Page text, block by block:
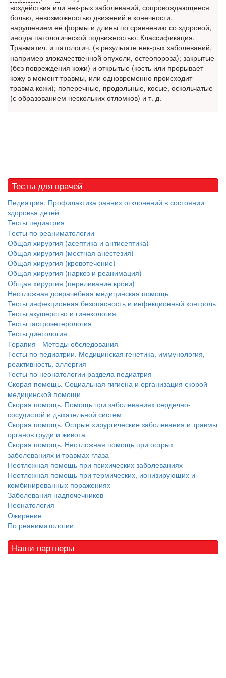
встрече с журналистами ведущих...
Местная анестезия развивает кардиотоксичность
Федеральная служба по
надзору в сфере
здравоохранения озвучила
тревожную статистику. Она
касаются увеличения риска
острой кардиотоксичности и
Соответствующий
палату на
рассмотрение. Суть его
родителей в
больничной палате
бесплатно, в течении всего срока лечения...
воздействия или нек-рых заболеваний, сопровождающееся
болью, невозможностью движений в конечности,
нарушением её формы и длины по сравнению со здоровой,
иногда патологической подвижностью. Классификация.
Травматич. и патологич. (в результате нек-рых заболеваний,
например злокачественной опухоли, остеопороза); закрытые
(без повреждения кожи) и открытые (кость или прорывает
кожу в момент травмы, или одновременно происходит
травма кожи); поперечные, продольные, косые, оскольчатые
(с образованием нескольких отломков) и т. д.
Тесты для врачей
Педиатрия. Профилактика ранних отклонений в состоянии
здоровья детей
Тесты педиатрия
Тесты по реаниматологии
Общая хирургия (асептика и антисептика)
Общая хирургия (местная анестезия)
Общая хирургия (кровотечение)
Общая хирургия (наркоз и реанимация)
Общая хирургия (переливание крови)
Неотложная доврачебная медицинская помощь
Тесты инфекционная безопасность и инфекционный контроль
Тесты акушерство и гинекология
Тесты гастроэнтерология
Тесты диетология
Терапия - Методы обследования
Тесты по педиатрии. Медицинская генетика, иммунология,
реактивность, аллергия
Тесты по неонатологии раздела педиатрия
Скорая помощь. Социальная гигиена и организация скорой
медицинской помощи
Скорая помощь. Помощь при заболеваниях сердечно-
сосудистой и дыхательной систем
Скорая помощь. Острые хирургические заболевания и травмы
органов груди и живота
Скорая помощь. Неотложная помощь при острых
заболеваниях и травмах глаза
Неотложная помощь при психических заболеваниях
Неотложная помощь при термических, ионизирующих и
комбинированных поражениях
Заболевания надпочечников
Неонатология
Ожирение
По реаниматологии
Наши партнеры